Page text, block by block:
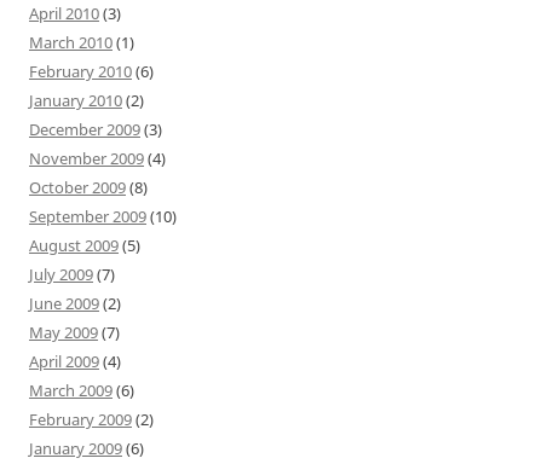
April 2010(3)
March 2010(1)
February 2010(6)
January 2010(2)
December 2009(3)
November 2009(4)
October 2009(8)
September 2009(10)
August 2009(5)
July 2009(7)
June 2009(2)
May 2009(7)
April 2009(4)
March 2009(6)
February 2009(2)
January 2009(6)